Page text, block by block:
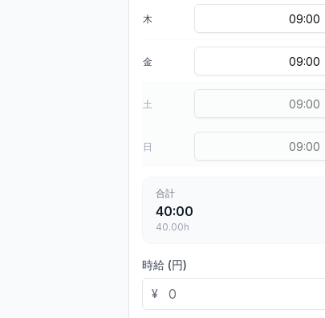
木
金
土
日
合計
40:00
40.00h
時給 (円)
¥